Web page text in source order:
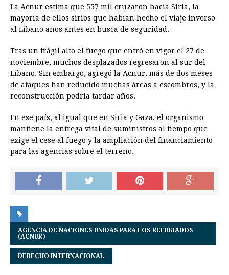
La Acnur estima que 557 mil cruzaron hacia Siria, la
mayoría de ellos sirios que habían hecho el viaje inverso
al Líbano años antes en busca de seguridad.
Tras un frágil alto el fuego que entró en vigor el 27 de
noviembre, muchos desplazados regresaron al sur del
Líbano. Sin embargo, agregó la Acnur, más de dos meses
de ataques han reducido muchas áreas a escombros, y la
reconstrucción podría tardar años.
En ese país, al igual que en Siria y Gaza, el organismo
mantiene la entrega vital de suministros al tiempo que
exige el cese al fuego y la ampliación del financiamiento
para las agencias sobre el terreno.
AGENCIA DE NACIONES UNIDAS PARA LOS REFUGIADOS
(ACNUR)
DERECHO INTERNACIONAL